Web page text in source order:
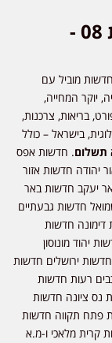
חדשות אפס שמונה | חדשות 08 -
מוביל עם
יוקר המחייה,
בריאות, צרכנות,
בישראל – כולל
תשלום. חדשות אפס
יהודה חדשות אזור
יעקב חדשות באר
חדשות גבעתיים
דימונה חדשות
יהוד מונוסון
ירושלים חדשות
רעות חדשות
נס ציונה חדשות
פתח תקווה חדשות
קרית מלאכי ו-מ.א